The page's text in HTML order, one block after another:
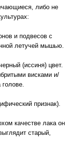
либо не
и подвесов с
летучей мышью.
(иссиня) цвет.
висками и/
признак).
качестве лака он
старый,